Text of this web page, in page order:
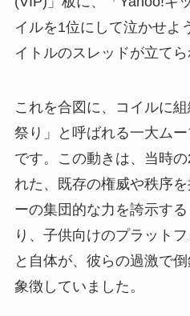
イルを1位にして泣かせよ
イトルのスレッドが立てら
これを合図に、コイルに
祭り」と呼ばれる一大ム
です。この動きは、当時
れた、既存の権威や秩序
ーの集団的な力を誇示す
り、子供向けのプラット
と自体が、彼らの過激で
象徴していました。